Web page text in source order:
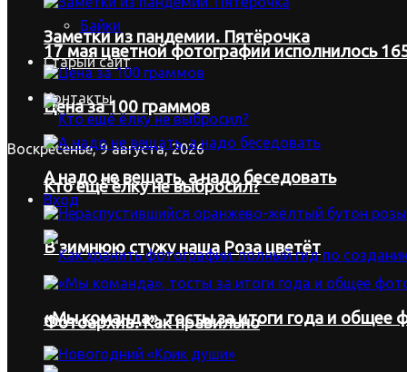
Байки
Старый сайт
Контакты
Воскресенье, 9 августа, 2026
Вход
Заметки из пандемии. Пятёрочка
Цена за 100 граммов
А надо не вещать, а надо беседовать
В зимнюю стужу наша Роза цветёт
«Мы команда», тосты за итоги года и общее
17 мая цветной фотографии исполнилось
Кто ещё ёлку не выбросил?
Фотоархив. Как правильно